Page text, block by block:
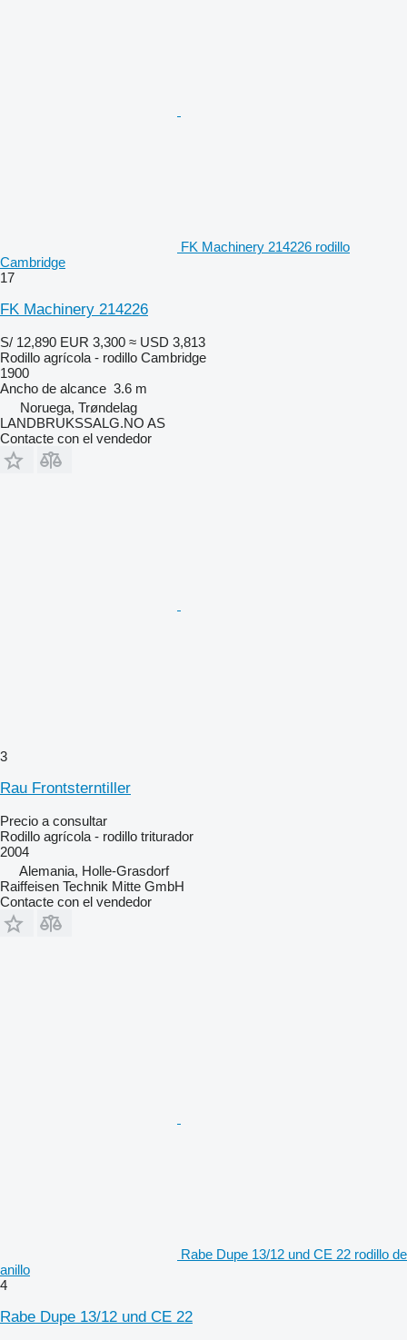
FK Machinery 214226 rodillo
Cambridge
17
FK Machinery 214226
S/ 12,890 EUR 3,300 ≈ USD 3,813
Rodillo agrícola - rodillo Cambridge
1900
Ancho de alcance 3.6 m
Noruega, Trøndelag
LANDBRUKSSALG.NO AS
Contacte con el vendedor
3
Rau Frontsterntiller
Precio a consultar
Rodillo agrícola - rodillo triturador
2004
Alemania, Holle-Grasdorf
Raiffeisen Technik Mitte GmbH
Contacte con el vendedor
Rabe Dupe 13/12 und CE 22 rodillo de
anillo
4
Rabe Dupe 13/12 und CE 22